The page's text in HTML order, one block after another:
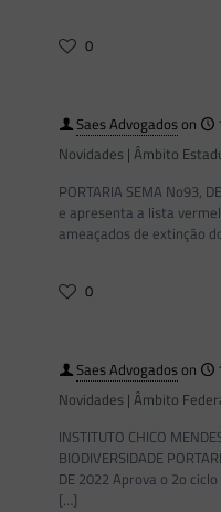
0
Saes Advogadoson
Novidades | Âmbito
PORTARIA SEMA No93,
e apresenta a lista
ameaçados de extinção
0
Saes Advogadoson
Novidades | Âmbito
INSTITUTO CHICO
BIODIVERSIDADE
DE 2022 Aprova o 2o
[…]